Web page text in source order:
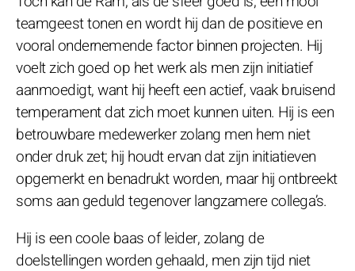
teamgeest tonen en wordt hij dan de positieve en
vooral ondernemende factor binnen projecten. Hij
voelt zich goed op het werk als men zijn initiatief
aanmoedigt, want hij heeft een actief, vaak bruisend
temperament dat zich moet kunnen uiten. Hij is een
betrouwbare medewerker zolang men hem niet
onder druk zet; hij houdt ervan dat zijn initiatieven
opgemerkt en benadrukt worden, maar hij ontbreekt
soms aan geduld tegenover langzamere collega’s.
Hij is een coole baas of leider, zolang de
doelstellingen worden gehaald, men zijn tijd niet